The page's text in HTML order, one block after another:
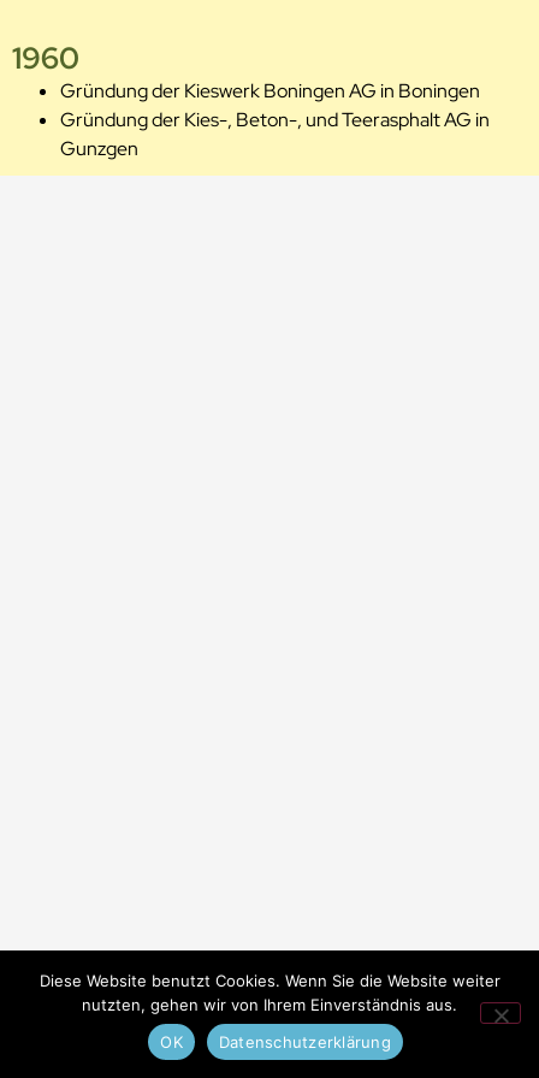
1960
Gründung der Kieswerk Boningen AG in Boningen
Gründung der Kies-, Beton-, und Teerasphalt AG in
Gunzgen
Diese Website benutzt Cookies. Wenn Sie die Website weiter
nutzten, gehen wir von Ihrem Einverständnis aus.
OK
Datenschutzerklärung